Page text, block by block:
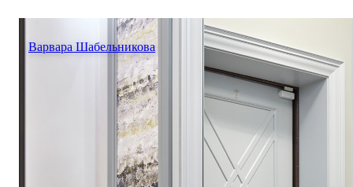
Варвара Шабельникова